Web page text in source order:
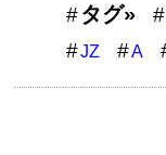
タグ»
JZ
A